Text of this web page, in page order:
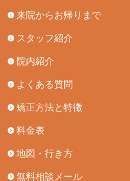
来院からお帰りまで
スタッフ紹介
院内紹介
よくある質問
矯正方法と特徴
料金表
地図・行き方
無料相談メール